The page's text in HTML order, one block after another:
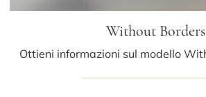
Without Borders